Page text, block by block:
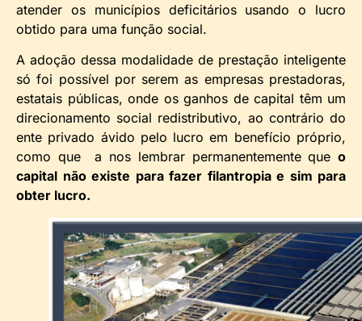
atender os municípios deficitários usando o lucro
obtido para uma função social.
A adoção dessa modalidade de prestação inteligente
só foi possível por serem as empresas prestadoras,
estatais públicas, onde os ganhos de capital têm um
direcionamento social redistributivo, ao contrário do
ente privado ávido pelo lucro em benefício próprio,
como que a nos lembrar permanentemente que o
capital não existe para fazer filantropia e sim para
obter lucro.